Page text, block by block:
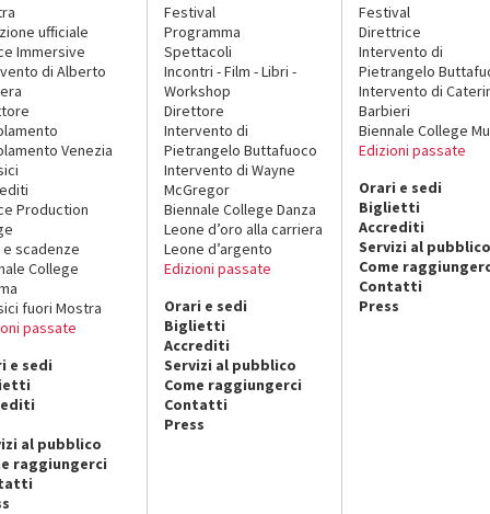
ufficiale
Immersive
di Alberto
Venezia
Production
e scadenze
College
fuori Mostra
passate
e sedi
al pubblico
raggiungerci
Festival
Programma
Spettacoli
Incontri - Film - Libri -
Workshop
Direttore
Intervento di
Pietrangelo Buttafuoco
Intervento di Wayne
McGregor
Biennale College Danza
Leone d’oro alla carriera
Leone d’argento
Edizioni passate
Orari e sedi
Biglietti
Accrediti
Servizi al pubblico
Come raggiungerci
Contatti
Press
Festival
Direttrice
Intervento di
Pietrangelo
Intervento di
Barbieri
Biennale College
Edizioni passate
Orari e sedi
Biglietti
Accrediti
Servizi al pubblico
Come
Contatti
Press